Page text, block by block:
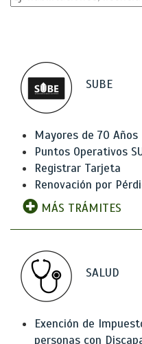
SUBE
Mayores de 70 Años
Puntos Operativos
Registrar Tarjeta
Renovación por
MÁS TRÁMITES
SALUD
Exención de
personas con